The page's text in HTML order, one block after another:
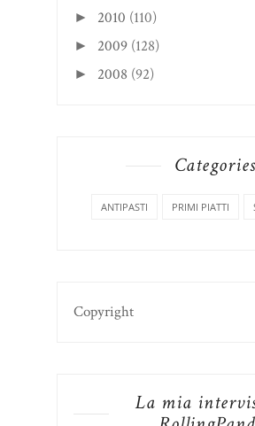
► 2010 (110)
► 2009 (128)
► 2008 (92)
Categories
ANTIPASTI PRIMI PIATTI
Copyright
La mia